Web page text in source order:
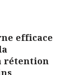
efficace
rétention